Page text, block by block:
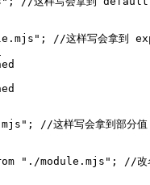
;
//这样写会拿到
;
//这样写会拿到部分值
"./module.mjs" ;
//改